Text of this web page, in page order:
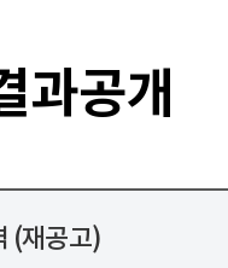
과공개
(재공고)